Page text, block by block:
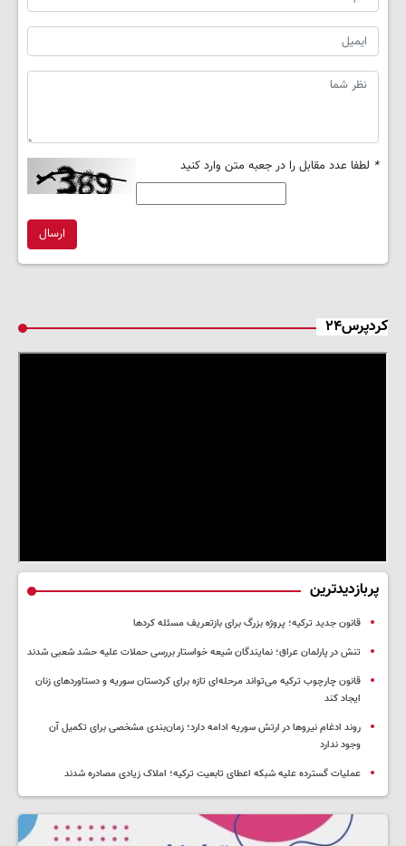
* لطفا عدد مقابل را در جعبه متن وارد کنید
ارسال
کردپرس۲۴
پربازدیدترین
قانون جدید ترکیه؛ پروژه بزرگ‌ برای بازتعریف مسئله کردها
تنش در پارلمان عراق؛ نمایندگان شیعه خواستار بررسی حملات علیه حشد شعبی شدند
قانون چارچوب ترکیه می‌تواند مرحله‌ای تازه برای کردستان سوریه و دستاوردهای زنان
ایجاد کند
روند ادغام نیروها در ارتش سوریه ادامه دارد؛ زمان‌بندی مشخصی برای تکمیل آن
وجود ندارد
عملیات گسترده علیه شبکه اعطای تابعیت ترکیه؛ املاک زیادی مصادره شدند